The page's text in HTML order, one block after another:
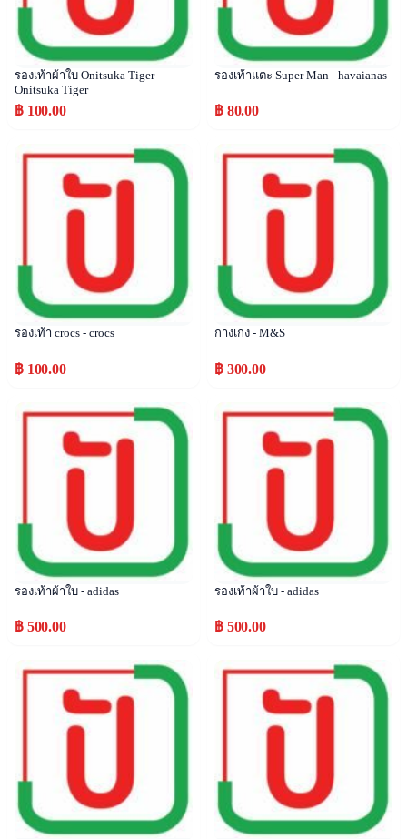
รองเท้าผ้าใบ Onitsuka Tiger -
Onitsuka Tiger
฿ 100.00
รองเท้าแตะ Super Man - havaianas
฿ 80.00
Popular
รองเท้า crocs - crocs
฿ 100.00
Popular
กางเกง - M&S
฿ 300.00
Popular
รองเท้าผ้าใบ - adidas
฿ 500.00
Popular
รองเท้าผ้าใบ - adidas
฿ 500.00
Popular Popular